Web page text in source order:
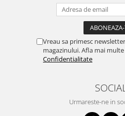
Vreau sa primesc
magazinului. Afla mai multe
Confidentialitate
Urmareste-ne in